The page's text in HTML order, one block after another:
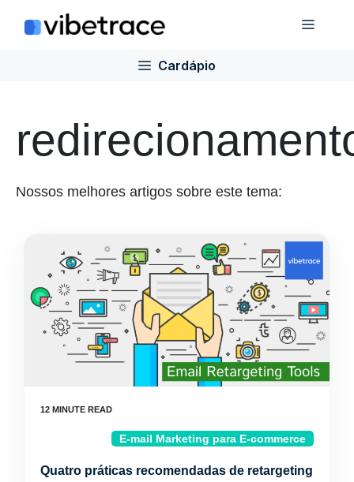
para
Cardápio
Nossos melhores artigos sobre este tema:
E-mail Marketing para E-commerce
Quatro práticas recomendadas de retargeting